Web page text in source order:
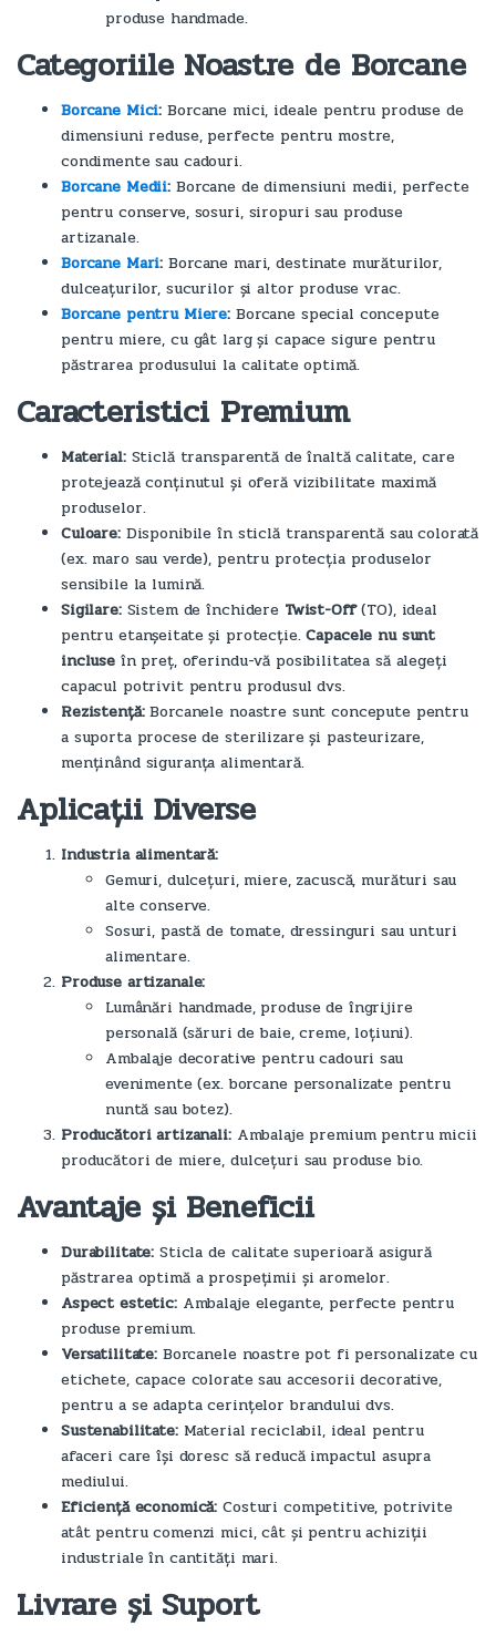
produse handmade.
Categoriile Noastre de Borcane
Borcane Mici: Borcane mici, ideale pentru produse de
dimensiuni reduse, perfecte pentru mostre,
condimente sau cadouri.
Borcane Medii: Borcane de dimensiuni medii, perfecte
pentru conserve, sosuri, siropuri sau produse
artizanale.
Borcane Mari: Borcane mari, destinate murăturilor,
dulceațurilor, sucurilor și altor produse vrac.
Borcane pentru Miere: Borcane special concepute
pentru miere, cu gât larg și capace sigure pentru
păstrarea produsului la calitate optimă.
Caracteristici Premium
Material:Sticlă transparentă de înaltă calitate, care
protejează conținutul și oferă vizibilitate maximă
produselor.
Culoare:Disponibile în sticlă transparentă sau colorată
(ex. maro sau verde), pentru protecția produselor
sensibile la lumină.
Sigilare:Sistem de închidere Twist-Off(TO), ideal
pentru etanșeitate și protecție.Capacele nu sunt
incluse în preț, oferindu-vă posibilitatea să alegeți
capacul potrivit pentru produsul dvs.
Rezistență:Borcanele noastre sunt concepute pentru
a suporta procese de sterilizare și pasteurizare,
menținând siguranța alimentară.
Aplicații Diverse
Industria alimentară:
Gemuri, dulcețuri, miere, zacuscă, murături sau
alte conserve.
Sosuri, pastă de tomate, dressinguri sau unturi
alimentare.
Produse artizanale:
Lumânări handmade, produse de îngrijire
personală (săruri de baie, creme, loțiuni).
Ambalaje decorative pentru cadouri sau
evenimente (ex. borcane personalizate pentru
nuntă sau botez).
Producători artizanali:Ambalaje premium pentru micii
producători de miere, dulcețuri sau produse bio.
Avantaje și Beneficii
Durabilitate: Sticla de calitate superioară asigură
păstrarea optimă a prospețimii și aromelor.
Aspect estetic:Ambalaje elegante, perfecte pentru
produse premium.
Versatilitate: Borcanele noastre pot fi personalizate cu
etichete, capace colorate sau accesorii decorative,
pentru a se adapta cerințelor brandului dvs.
Sustenabilitate:Material reciclabil, ideal pentru
afaceri care își doresc să reducă impactul asupra
mediului.
Eficiență economică: Costuri competitive, potrivite
atât pentru comenzi mici, cât și pentru achiziții
industriale în cantități mari.
Livrare și Suport